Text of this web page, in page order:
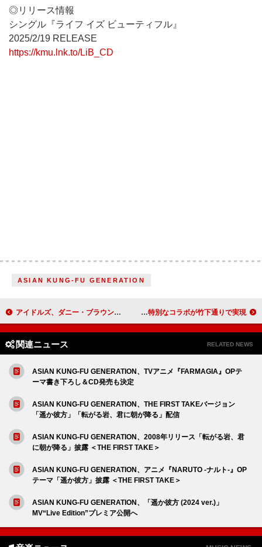
◎リリース情報
シングル『ライフ イズ ビューティフル』
2025/2/19 RELEASE
https://kmu.lnk.to/LiB_CD
ASIAN KUNG-FU GENERATION
アイドルズ、ダニー・ブラウンをフィーチャーした「POP POP POP」のリミックス公開 BOYNEXTDOORが原宿をジャック 初の日本ツアーを記念した特別なコラボが竹下通りで実現
関連ニュース RELATED NEWS
ASIAN KUNG-FU GENERATION、TVアニメ『FARMAGIA』OPテ
ーマ書き下ろし＆CD発売も決定
ASIAN KUNG-FU GENERATION、THE FIRST TAKEバージョン
「遥か彼方」「転がる岩、君に朝が降る」配信
ASIAN KUNG-FU GENERATION、2008年リリース「転がる岩、君
に朝が降る」披露 ＜THE FIRST TAKE＞
ASIAN KUNG-FU GENERATION、アニメ『NARUTO -ナルト-』OP
テーマ「遥か彼方」披露 ＜THE FIRST TAKE＞
ASIAN KUNG-FU GENERATION、「遥か彼方 (2024 ver.)」
MV“Live Edition”プレミア公開へ